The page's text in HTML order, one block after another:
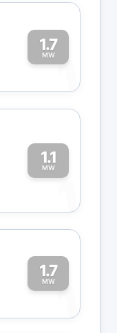
1.7
MW1
1.1
MW
1
1.7
MW1